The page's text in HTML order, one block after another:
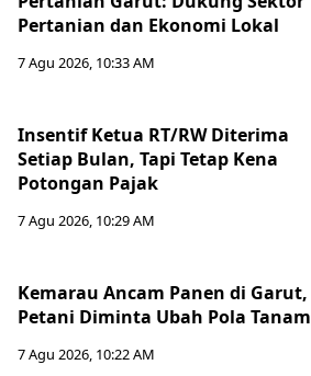
Pertanian dan Ekonomi Lokal
7 Agu 2026, 10:33 AM
Insentif Ketua RT/RW Diterima
Setiap Bulan, Tapi Tetap Kena
Potongan Pajak
7 Agu 2026, 10:29 AM
Kemarau Ancam Panen di Garut,
Petani Diminta Ubah Pola Tanam
7 Agu 2026, 10:22 AM